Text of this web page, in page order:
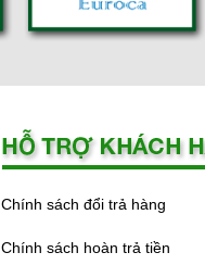
Chính sách đổi trả hàng
Chính sách hoàn trả tiền